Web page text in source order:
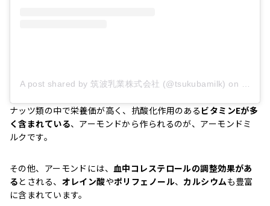
A post shared by 筑波乳業株式会社 (@tsukubamilk) on Jan
ナッツ類の中で栄養価が高く、抗酸化作用のある ビタミンEが多
く含まれている、アーモンドから作られるのが、アーモンドミ
ルクです。
その他、アーモンドには、血中コレステロールの調整効果があ
るとされる、 オレイン酸やポリフェノール、 カルシウムも豊富
に含まれています。